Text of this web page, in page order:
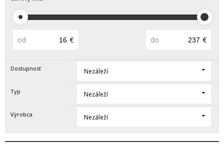
od € do €
Dostupnosť Nezáleží
Typ Nezáleží
Výrobca Nezáleží